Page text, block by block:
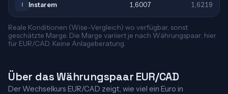
I Instarem 1,6007 1,6219
Reale Konditionen (Wise-Vergleich) wo verfügbar, sonst
geschätzte Marge. Die Marge variiert je nach Währungspaar; hier
für EUR/CAD. Keine Anlageberatung.
Über das Währungspaar EUR/CAD
Der Wechselkurs EUR/CAD zeigt, wie viel ein Euro in